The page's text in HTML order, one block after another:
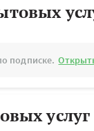
подписке.
услуг